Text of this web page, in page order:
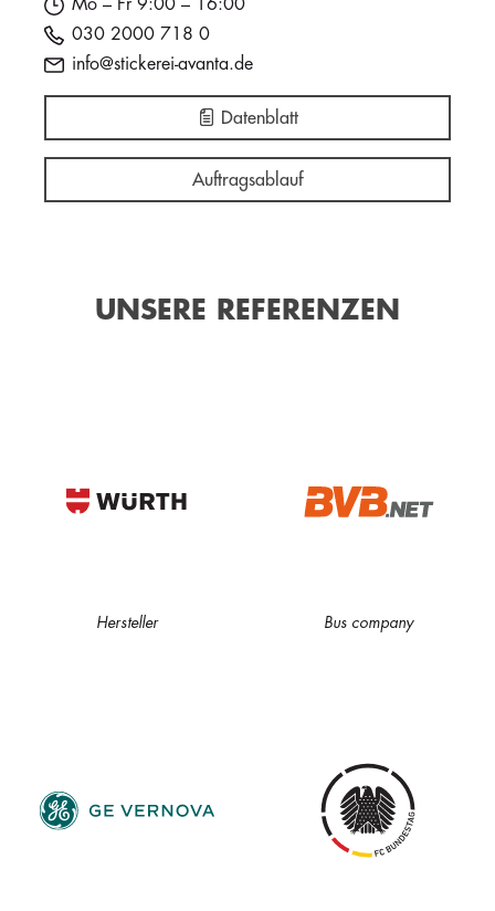
Mo – Fr 9:00 – 16:00
030 2000 718 0
info@stickerei-avanta.de
Datenblatt
Auftragsablauf
UNSERE REFERENZEN
Hersteller Bus company